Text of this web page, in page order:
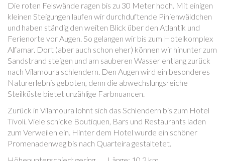
Die roten Felswände ragen bis zu 30 Meter hoch. Mit einigen
kleinen Steigungen laufen wir durchduftende Pinienwäldchen
und haben ständig den weiten Blick über den Atlantik und
Ferienorte vor Augen. So gelangen wir bis zum Hotelkomplex
Alfamar. Dort (aber auch schon eher) können wir hinunter zum
Sandstrand steigen und am sauberen Wasser entlang zurück
nach Vilamoura schlendern. Den Augen wird ein besonderes
Naturerlebnis geboten, denn die abwechslungsreiche
Steilküste bietet unzählige Farbnuancen.
Zurück in Vilamoura lohnt sich das Schlendern bis zum Hotel
Tivoli. Viele schicke Boutiquen, Bars und Restaurants laden
zum Verweilen ein. Hinter dem Hotel wurde ein schöner
Promenadenweg bis nach Quarteira gestaltetet.